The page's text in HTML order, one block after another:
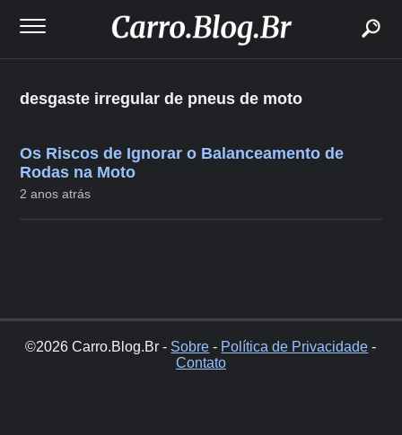
desgaste irregular de pneus de moto
Os Riscos de Ignorar o Balanceamento de
Rodas na Moto
2 anos atrás
©2026 Carro.Blog.Br - Sobre - Política de Privacidade -
Contato